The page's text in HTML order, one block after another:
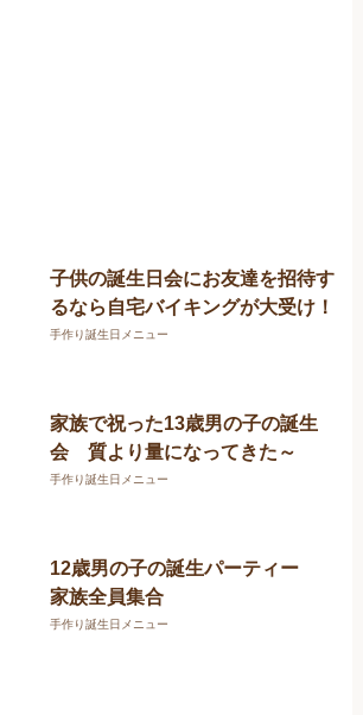
子供の誕生日会にお友達を招待す
るなら自宅バイキングが大受け！
手作り誕生日メニュー
家族で祝った13歳男の子の誕生
会 質より量になってきた～
手作り誕生日メニュー
12歳男の子の誕生パーティー
家族全員集合
手作り誕生日メニュー